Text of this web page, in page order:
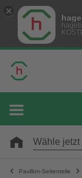
Wähle
Pavillon-Seitenteile